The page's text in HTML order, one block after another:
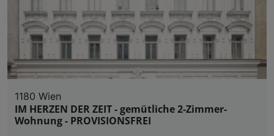
1180 Wien
IM HERZEN DER ZEIT - gemütliche 2-Zimmer-
Wohnung - PROVISIONSFREI